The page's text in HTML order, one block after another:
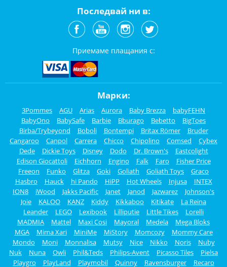
Последвай ни в:
Приемаме плащания с:
Марки:
3Pommes AGU Arias Aurora Baby Brezza
babyFEHN
BabyOno
BabySafe Barbie Bburago Bebetto
BigToes
Birba/Trybeyond
Boboli Bontempi Britax Römer
Bruder
Cangaroo
Canpol Carrera Chicco Chipolino Comsed
Cybex
Dede
Dickie Toys Disney Dodo Dr. Brown's
Eastcolight
Edison Giocattoli
Eichhorn Engino Falk Faro
Fisher Price
Freeon
Funko Glitza Goki Goliath Goliath Toys
Graco
Hasbro
Hauck hi Pando HiPP Hot Wheels Injusa
INTEX
ION8
iWood Jakks Pacific Janet Janod Jazwarez
Johnson's
Joie
KALOO KANZ Kiddy Kikkaboo Kitikate
La Reina
Leander
LEGO Lexibook Lilliputie Little Tikes
Lorelli
MADMIA
Mattel Maxi Cosi Mayoral Medela
Mega Bloks
MGA
Mima Xari MiniMe MiStory Momcozy
Mommy Care
Mondo
Moni Monnalisa Mutsy Nice Nikko Noris
Nuby
Nuk
Nuna Owli Phil&Teds Philips-Avent Picasso Tiles
Pielsa
Playgro
PlayLand Playmobil Quinny Ravensburger Recaro